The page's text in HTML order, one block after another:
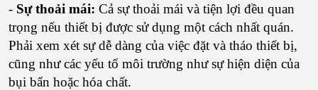
- Sự thoải mái: Cả sự thoải mái và tiện lợi đều quan
trọng nếu thiết bị được sử dụng một cách nhất quán.
Phải xem xét sự dễ dàng của việc đặt và tháo thiết bị,
cũng như các yếu tố môi trường như sự hiện diện của
bụi bẩn hoặc hóa chất.